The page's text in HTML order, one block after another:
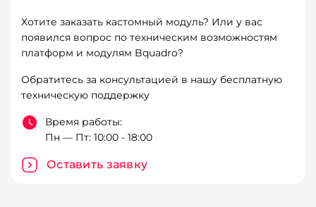
Хотите заказать кастомный модуль? Или у вас
появился вопрос по техническим возможностям
платформ и модулям Bquadro?
Обратитесь за консультацией в нашу бесплатную
техническую поддержку
Время работы:
Пн — Пт: 10:00 - 18:00
Оставить заявку